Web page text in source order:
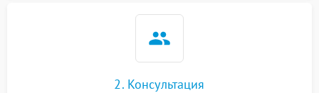
2. Консультация